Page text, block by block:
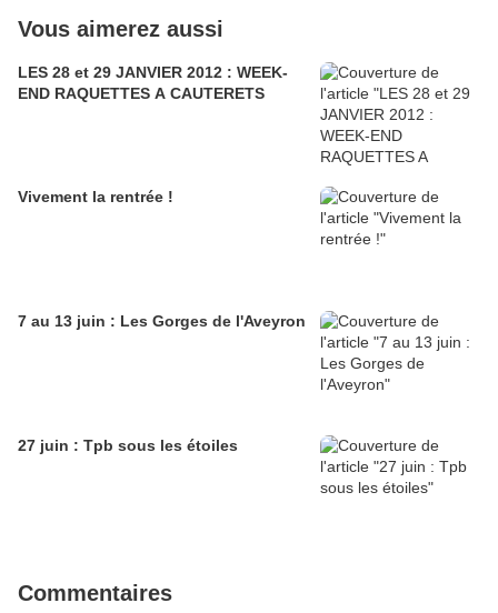
Vous aimerez aussi
LES 28 et 29 JANVIER 2012 : WEEK-
END RAQUETTES A CAUTERETS
Vivement la rentrée !
7 au 13 juin : Les Gorges de l'Aveyron
27 juin : Tpb sous les étoiles
Commentaires